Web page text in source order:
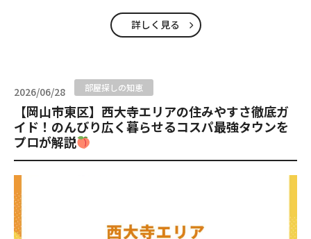
詳しく見る
2026/06/28 部屋探しの知恵
【岡山市東区】西大寺エリアの住みやすさ徹底ガ
イド！のんびり広く暮らせるコスパ最強タウンを
プロが解説